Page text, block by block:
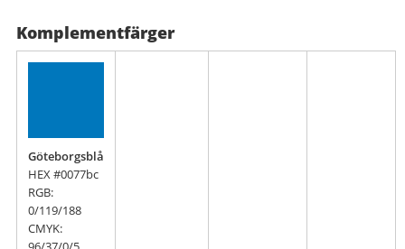
Komplementfärger
Göteborgsblå
HEX #0077bc
RGB:
0/119/188
CMYK: